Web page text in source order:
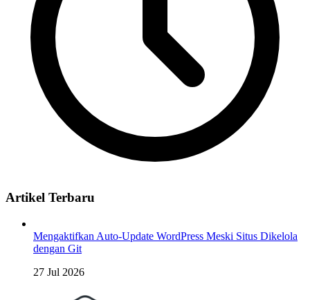
Artikel Terbaru
Mengaktifkan Auto-Update WordPress Meski Situs Dikelola
dengan Git
27 Jul 2026